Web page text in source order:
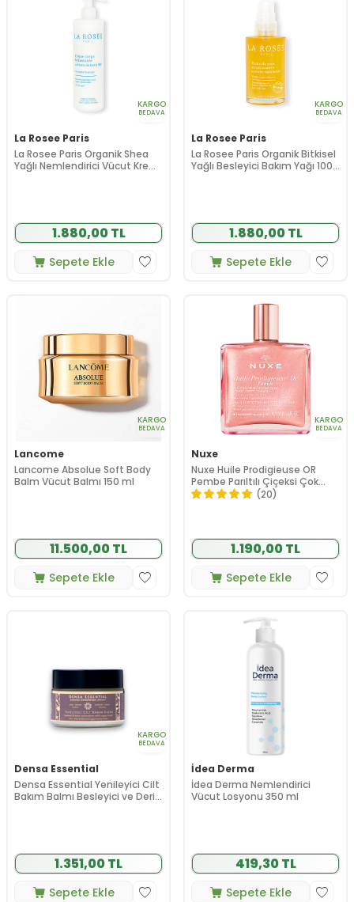
KARGO
BEDAVA
La Rosee Paris
La Rosee Paris Organik Shea
Yağlı Nemlendirici Vücut Kremi
1.880,00 TL
Sepete Ekle
KARGO
BEDAVA
La Rosee Paris
La Rosee Paris Organik Bitkisel
Yağlı Besleyici Bakım Yağı 100
1.880,00 TL
Sepete Ekle
KARGO
BEDAVA
Lancome
Lancome Absolue Soft Body
Balm Vücut Balmı 150 ml
11.500,00 TL
Sepete Ekle
KARGO
BEDAVA
Nuxe
Nuxe Huile Prodigieuse OR
Pembe Parıltılı Çiçeksi Çok
Amaçlı Kuru Yağ 50 ml
(20)
1.190,00 TL
Sepete Ekle
KARGO
BEDAVA
Densa Essential
Densa Essential Yenileyici Cilt
Bakım Balmı Besleyici ve Derin
1.351,00 TL
Sepete Ekle
İdea Derma
İdea Derma Nemlendirici
Vücut Losyonu 350 ml
419,30 TL
Sepete Ekle